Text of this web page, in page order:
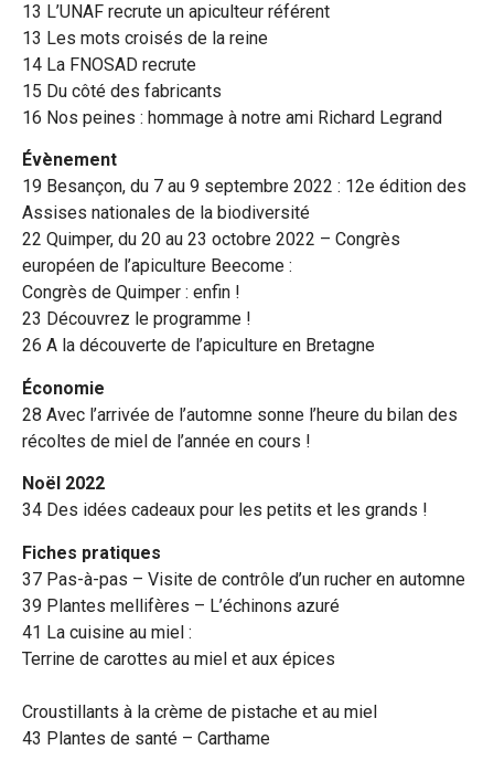
13 L’UNAF recrute un apiculteur référent
13 Les mots croisés de la reine
14 La FNOSAD recrute
15 Du côté des fabricants
16 Nos peines : hommage à notre ami Richard Legrand
Évènement
19 Besançon, du 7 au 9 septembre 2022 : 12e édition des
Assises nationales de la biodiversité
22 Quimper, du 20 au 23 octobre 2022 – Congrès
européen de l’apiculture Beecome :
Congrès de Quimper : enfin !
23 Découvrez le programme !
26 A la découverte de l’apiculture en Bretagne
Économie
28 Avec l’arrivée de l’automne sonne l’heure du bilan des
récoltes de miel de l’année en cours !
Noël 2022
34 Des idées cadeaux pour les petits et les grands !
Fiches pratiques
37 Pas-à-pas – Visite de contrôle d’un rucher en automne
39 Plantes mellifères – L’échinons azuré
41 La cuisine au miel :
Terrine de carottes au miel et aux épices
Croustillants à la crème de pistache et au miel
43 Plantes de santé – Carthame